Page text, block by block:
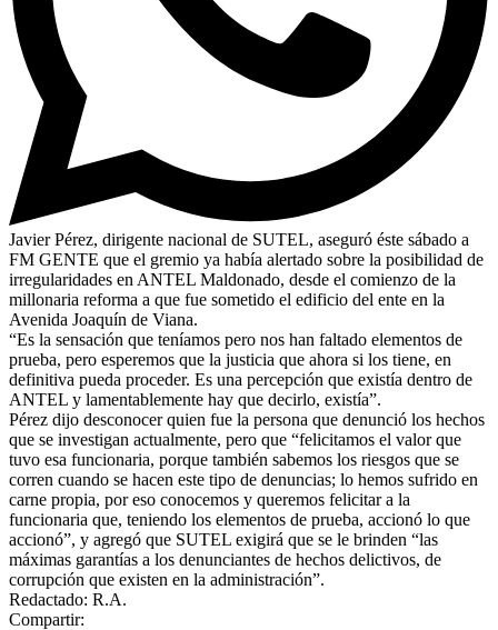
Javier Pérez, dirigente nacional de SUTEL, aseguró éste sábado a
FM GENTE que el gremio ya había alertado sobre la posibilidad de
irregularidades en ANTEL Maldonado, desde el comienzo de la
millonaria reforma a que fue sometido el edificio del ente en la
Avenida Joaquín de Viana.
“Es la sensación que teníamos pero nos han faltado elementos de
prueba, pero esperemos que la justicia que ahora si los tiene, en
definitiva pueda proceder. Es una percepción que existía dentro de
ANTEL y lamentablemente hay que decirlo, existía”.
Pérez dijo desconocer quien fue la persona que denunció los hechos
que se investigan actualmente, pero que “felicitamos el valor que
tuvo esa funcionaria, porque también sabemos los riesgos que se
corren cuando se hacen este tipo de denuncias; lo hemos sufrido en
carne propia, por eso conocemos y queremos felicitar a la
funcionaria que, teniendo los elementos de prueba, accionó lo que
accionó”, y agregó que SUTEL exigirá que se le brinden “las
máximas garantías a los denunciantes de hechos delictivos, de
corrupción que existen en la administración”.
Redactado: R.A.
Compartir: